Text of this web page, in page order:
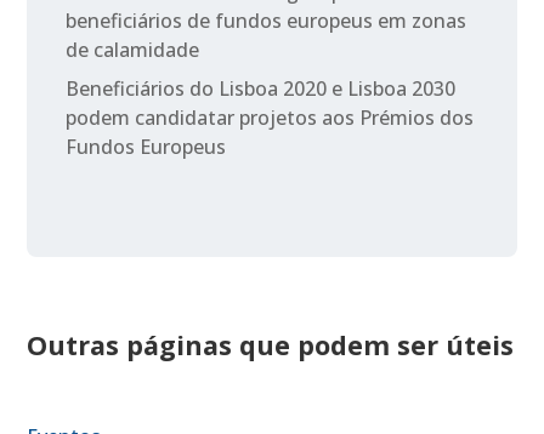
beneficiários de fundos europeus em zonas
de calamidade
Beneficiários do Lisboa 2020 e Lisboa 2030
podem candidatar projetos aos Prémios dos
Fundos Europeus
Outras páginas que podem ser úteis